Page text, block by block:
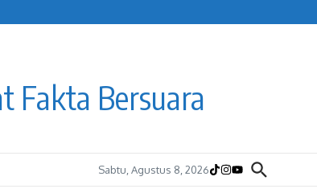
Fakta Bersuara
Sabtu, Agustus 8, 2026